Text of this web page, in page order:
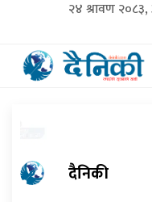
२४ श्रावण
दैनिकी